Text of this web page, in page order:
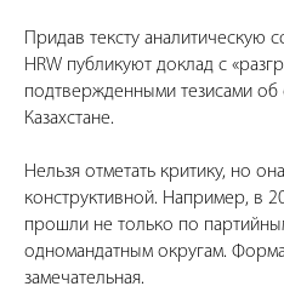
Придав тексту аналитическую
HRW публикуют доклад с
подтвержденными тезисами об
Казахстане.
Нельзя отметать критику, но
конструктивной. Например, в
прошли не только по
одномандатным округам.
замечательная.